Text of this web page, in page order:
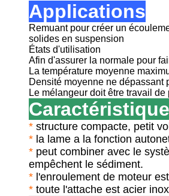
Applications
Remuant pour créer un
solides en suspension
États d'utilisation
Afin d'assurer la normale pour
La température moyenne
Densité moyenne ne dépassant
Le mélangeur doit être travail
* structure compacte, petit
* la lame a la fonction
* peut combiner avec le
empêchent le sédiment.
* l'enroulement de moteur
* toute l'attache est acier